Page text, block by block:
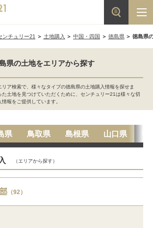
ンチュリー21 土地購入 中国・四国 徳島県 徳島県
県の土地をエリアから探す
ア検索で、様々なタイプの徳島県の土地購入情報を探せま
土地を見つけていただくために、センチュリー21は様々な切
報をご提供しています。
県 鳥取県 島根県 山口県
（エリアから探す）
（92）